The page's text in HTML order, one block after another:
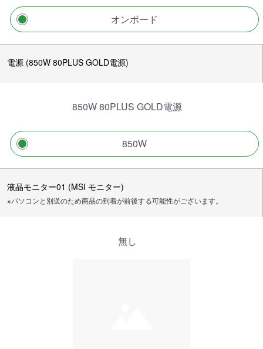
オンボード
電源 (850W 80PLUS GOLD電源)
850W 80PLUS GOLD電源
850W
液晶モニター01 (MSI モニター)
※パソコンと別送のため商品の到着が前後する可能性がございます。
無し